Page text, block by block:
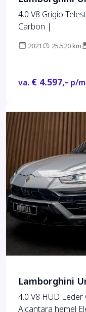
4.0 V8 Grigio
Carbon |
2021 25.520 km
va. € 4.597,- p/m
Lamborghini
4.0 V8 HUD
Alcantara hemel